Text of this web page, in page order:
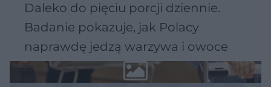
Daleko do pięciu porcji dziennie.
Badanie pokazuje, jak Polacy
naprawdę jedzą warzywa i owoce